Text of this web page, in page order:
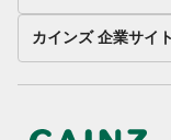
カインズ 企業サイト